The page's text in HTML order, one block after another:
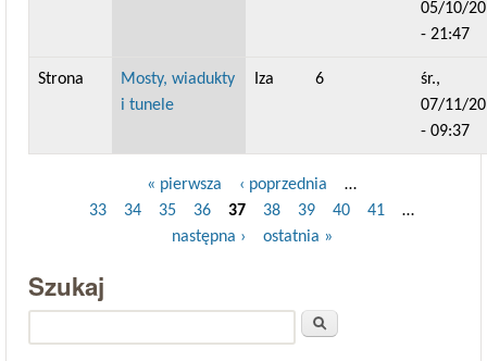
05/10/
- 21:47
Strona
Mosty, wiadukty
i tunele
Iza 6
śr.,
07/11/
- 09:37
Strony
« pierwsza ‹ poprzednia
…
33
34 35 36 37 38 39 40 41
…
następna ›
ostatnia »
Szukaj